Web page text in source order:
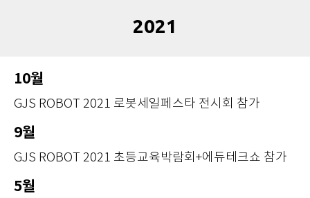
2021
10월
GJS ROBOT 2021 로봇세일페스타 전시회 참가
9월
GJS ROBOT 2021 초등교육박람회+에듀테크쇼 참가
5월